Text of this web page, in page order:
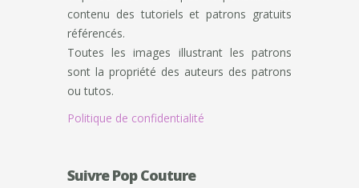
contenu des tutoriels et patrons gratuits
référencés.
Toutes les images illustrant les patrons
sont la propriété des auteurs des patrons
ou tutos.
Politique de confidentialité
Suivre Pop Couture